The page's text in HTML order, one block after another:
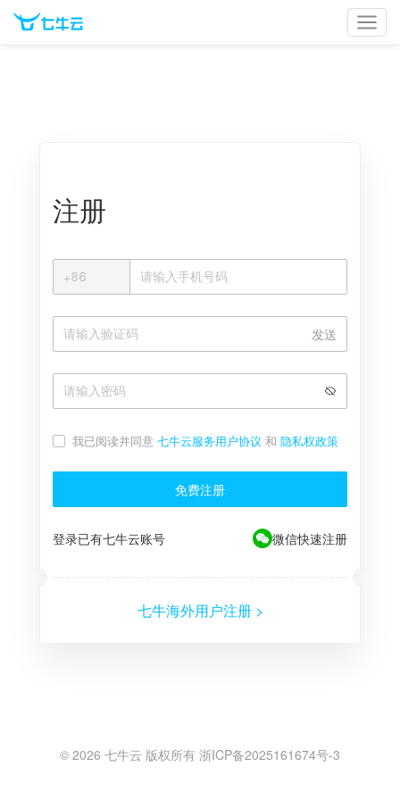
注册
+
+86
发送
我已阅读并同意 七牛云服务用户协议 和 隐私权政策
免费注册
登录已有七牛云账号 微信快速注册
七牛海外用户注册 >
© 2026 七牛云 版权所有 浙ICP备2025161674号-3